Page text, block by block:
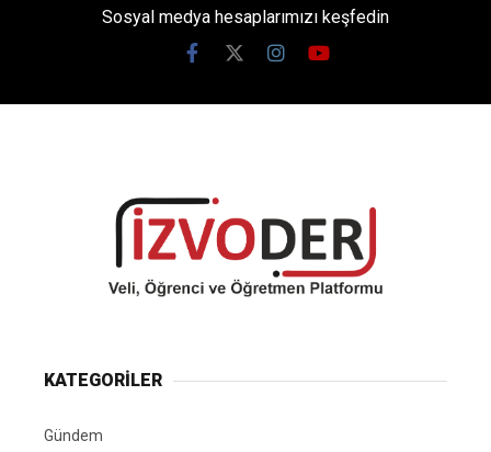
Sosyal medya hesaplarımızı keşfedin
KATEGORİLER
Gündem